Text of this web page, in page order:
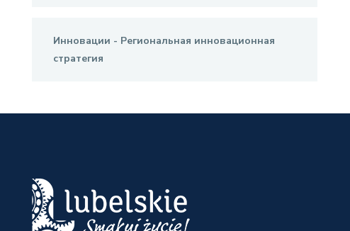
Инновации - Региональная инновационная
стратегия